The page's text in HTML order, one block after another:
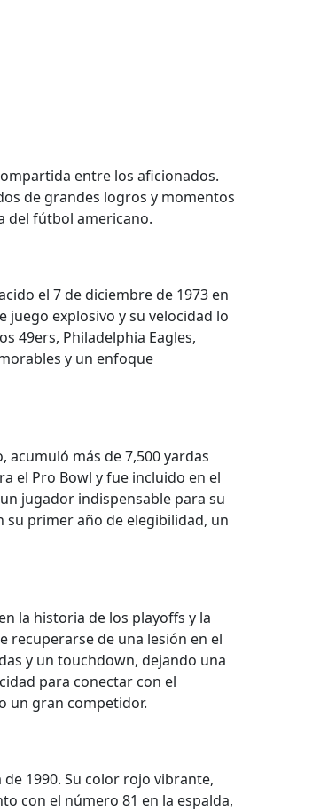
entre los aficionados.
de grandes logros y momentos
del fútbol americano.
el 7 de diciembre de 1973 en
juego explosivo y su velocidad lo
49ers, Philadelphia Eagles,
y un enfoque
más de 7,500 yardas
el Pro Bowl y fue incluido en el
jugador indispensable para su
su primer año de elegibilidad, un
la historia de los playoffs y la
recuperarse de una lesión en el
y un touchdown, dejando una
para conectar con el
un gran competidor.
1990. Su color rojo vibrante,
con el número 81 en la espalda,